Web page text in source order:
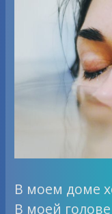
В моем доме
В моей